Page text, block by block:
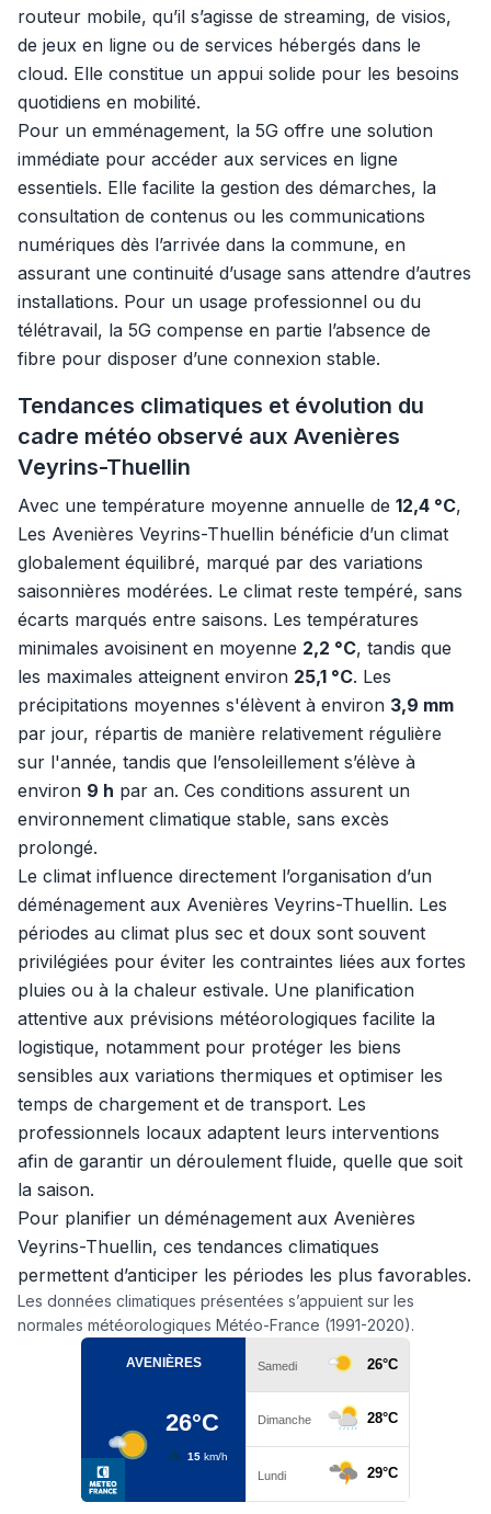
routeur mobile, qu’il s’agisse de streaming, de visios,
de jeux en ligne ou de services hébergés dans le
cloud. Elle constitue un appui solide pour les besoins
quotidiens en mobilité.
Pour un emménagement, la 5G offre une solution
immédiate pour accéder aux services en ligne
essentiels. Elle facilite la gestion des démarches, la
consultation de contenus ou les communications
numériques dès l’arrivée dans la commune, en
assurant une continuité d’usage sans attendre d’autres
installations. Pour un usage professionnel ou du
télétravail, la 5G compense en partie l’absence de
fibre pour disposer d’une connexion stable.
Tendances climatiques et évolution du
cadre météo observé aux Avenières
Veyrins-Thuellin
Avec une température moyenne annuelle de 12,4 °C,
Les Avenières Veyrins-Thuellin bénéficie d’un climat
globalement équilibré, marqué par des variations
saisonnières modérées. Le climat reste tempéré, sans
écarts marqués entre saisons. Les températures
minimales avoisinent en moyenne 2,2 °C, tandis que
les maximales atteignent environ 25,1 °C. Les
précipitations moyennes s'élèvent à environ 3,9 mm
par jour, répartis de manière relativement régulière
sur l'année, tandis que l’ensoleillement s’élève à
environ 9 h par an. Ces conditions assurent un
environnement climatique stable, sans excès
prolongé.
Le climat influence directement l’organisation d’un
déménagement aux Avenières Veyrins-Thuellin. Les
périodes au climat plus sec et doux sont souvent
privilégiées pour éviter les contraintes liées aux fortes
pluies ou à la chaleur estivale. Une planification
attentive aux prévisions météorologiques facilite la
logistique, notamment pour protéger les biens
sensibles aux variations thermiques et optimiser les
temps de chargement et de transport. Les
professionnels locaux adaptent leurs interventions
afin de garantir un déroulement fluide, quelle que soit
la saison.
Pour planifier un déménagement aux Avenières
Veyrins-Thuellin, ces tendances climatiques
permettent d’anticiper les périodes les plus favorables.
Les données climatiques présentées s’appuient sur les
normales météorologiques Météo-France (1991-2020).